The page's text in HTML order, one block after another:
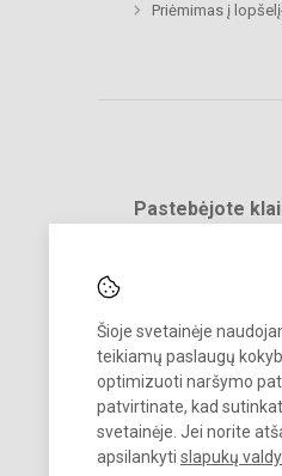
Šioje svetainėje
teikiamų paslaugų
optimizuoti naršymo
patvirtinate, kad
svetainėje. Jei norite
apsilankyti slapukų
Priėmimas į
Pastebėjote
© 2023. Vilniaus lopšelis-
Kopijuoti turinį be raštiško